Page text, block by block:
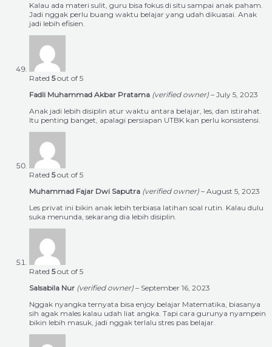
Kalau ada materi sulit, guru bisa fokus di situ sampai anak paham.
Jadi nggak perlu buang waktu belajar yang udah dikuasai. Anak
jadi lebih efisien.
Rated 5out of 5
Fadli Muhammad Akbar Pratama (verified owner) – July 5, 2023
Anak jadi lebih disiplin atur waktu antara belajar, les, dan istirahat.
Itu penting banget, apalagi persiapan UTBK kan perlu konsistensi.
Rated 5out of 5
Muhammad Fajar Dwi Saputra (verified owner) – August 5, 2023
Les privat ini bikin anak lebih terbiasa latihan soal rutin. Kalau dulu
suka menunda, sekarang dia lebih disiplin.
Rated 5out of 5
Salsabila Nur (verified owner) – September 16, 2023
Nggak nyangka ternyata bisa enjoy belajar Matematika, biasanya
sih agak males kalau udah liat angka. Tapi cara gurunya nyampein
bikin lebih masuk, jadi nggak terlalu stres pas belajar.